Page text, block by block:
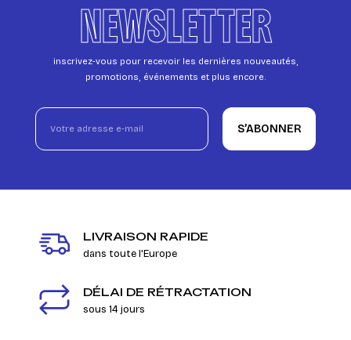
NEWSLETTER
inscrivez-vous pour recevoir les dernières nouveautés,
promotions, événements et plus encore.
S’ABONNER
LIVRAISON RAPIDE
dans toute l'Europe
DÉLAI DE RÉTRACTATION
sous 14 jours